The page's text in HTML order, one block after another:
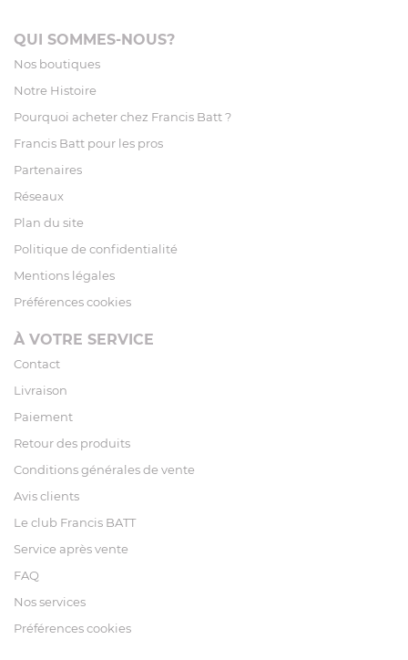
QUI SOMMES-NOUS?
Nos boutiques
Notre Histoire
Pourquoi acheter chez Francis Batt ?
Francis Batt pour les pros
Partenaires
Réseaux
Plan du site
Politique de confidentialité
Mentions légales
Préférences cookies
À VOTRE SERVICE
Contact
Livraison
Paiement
Retour des produits
Conditions générales de vente
Avis clients
Le club Francis BATT
Service après vente
FAQ
Nos services
Préférences cookies